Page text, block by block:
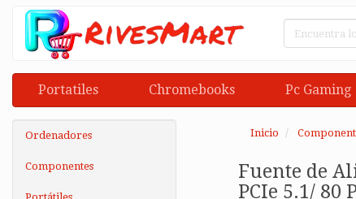
Portatiles Chromebooks Pc Gaming
Ordenadores
Componentes
Inicio
Fuente de
PCIe 5.1/ 80